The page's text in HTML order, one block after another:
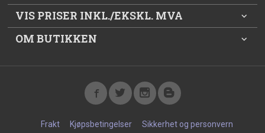
VIS PRISER INKL./EKSKL. MVA
OM BUTIKKEN
Frakt Kjøpsbetingelser Sikkerhet og personvern